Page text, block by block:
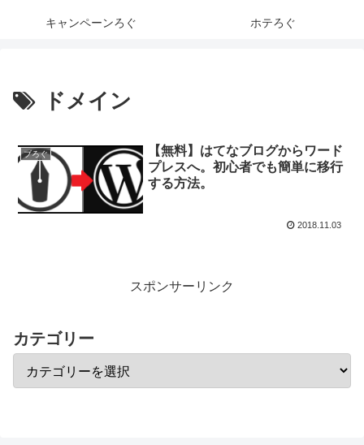
キャンペーンろぐ ホテろぐ
ドメイン
ブろぐ
【無料】はてなブログからワード
プレスへ。初心者でも簡単に移行
する方法。
2018.11.03
スポンサーリンク
カテゴリー